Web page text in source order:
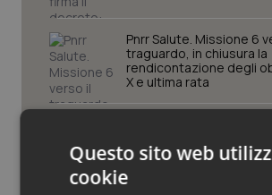
Sardegna
Sicilia
Umbria
Malattia di Crohn &
Neuroscienze & patologie
Oftalmologia
Pnrr Salute. Missione 6
traguardo, in chiusura la
rendicontazione degli
X e ultima rata
Proseguono
Questo sito web
cookie